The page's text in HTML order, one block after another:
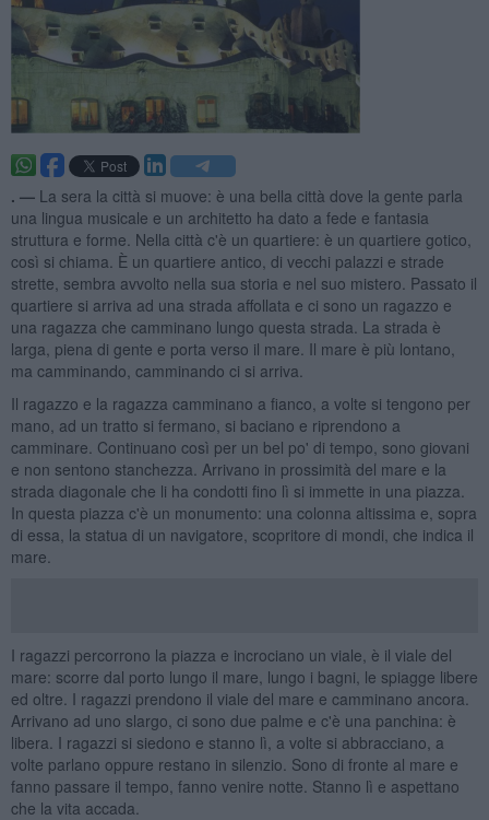
. — La sera la città si muove: è una bella città dove la gente parla
una lingua musicale e un architetto ha dato a fede e fantasia
struttura e forme. Nella città c'è un quartiere: è un quartiere gotico,
così si chiama. È un quartiere antico, di vecchi palazzi e strade
strette, sembra avvolto nella sua storia e nel suo mistero. Passato il
quartiere si arriva ad una strada affollata e ci sono un ragazzo e
una ragazza che camminano lungo questa strada. La strada è
larga, piena di gente e porta verso il mare. Il mare è più lontano,
ma camminando, camminando ci si arriva.
Il ragazzo e la ragazza camminano a fianco, a volte si tengono per
mano, ad un tratto si fermano, si baciano e riprendono a
camminare. Continuano così per un bel po' di tempo, sono giovani
e non sentono stanchezza. Arrivano in prossimità del mare e la
strada diagonale che li ha condotti fino lì si immette in una piazza.
In questa piazza c'è un monumento: una colonna altissima e, sopra
di essa, la statua di un navigatore, scopritore di mondi, che indica il
mare.
I ragazzi percorrono la piazza e incrociano un viale, è il viale del
mare: scorre dal porto lungo il mare, lungo i bagni, le spiagge libere
ed oltre. I ragazzi prendono il viale del mare e camminano ancora.
Arrivano ad uno slargo, ci sono due palme e c'è una panchina: è
libera. I ragazzi si siedono e stanno lì, a volte si abbracciano, a
volte parlano oppure restano in silenzio. Sono di fronte al mare e
fanno passare il tempo, fanno venire notte. Stanno lì e aspettano
che la vita accada.